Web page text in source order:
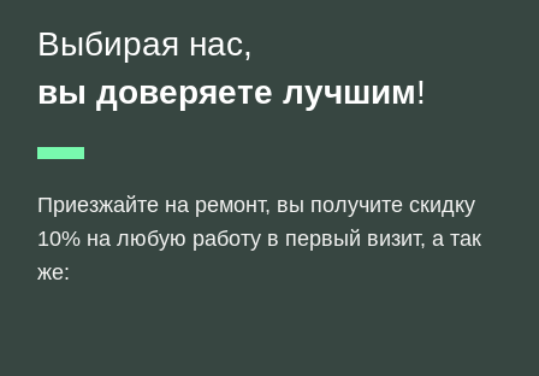
Выбирая нас,
вы доверяете лучшим!
Приезжайте на ремонт, вы получите скидку
10% на любую работу в первый визит, а так
же: